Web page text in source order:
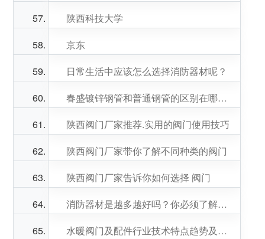
陕西科技大学
京东
日常生活中应该怎么选择消防器材呢？
春盛镀锌钢管和普通钢管的区别在哪里？
陕西阀门厂家推荐.实用的阀门使用技巧
陕西阀门厂家带你了解不同种类的阀门
陕西阀门厂家告诉你如何选择 阀门
消防器材是越多越好吗？你必须了解的家庭**消防“四宝”
水暖阀门及配件行业技术特点趋势及面临的机遇挑战壁垒构成！